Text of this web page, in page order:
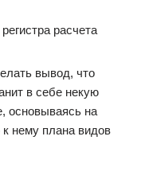
расчета
вывод, что
в себе некую
основываясь на
нему плана видов